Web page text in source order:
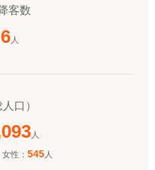
客数
6 人
口）
人
女性： 545人